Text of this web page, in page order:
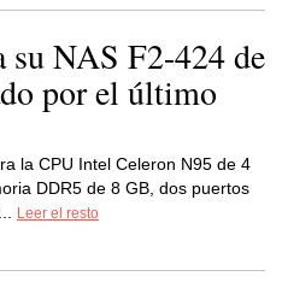
su NAS F2-424 de
por el último
la CPU Intel Celeron N95 de 4
DDR5 de 8 GB, dos puertos
Leer el resto